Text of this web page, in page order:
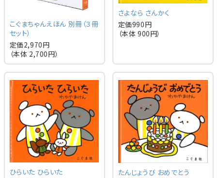
こぐまちゃんえほん 別冊（３冊
セット）
定価2,970円
（本体 2,700円）
さよなら さんかく
定価990円
（本体 900円）
ひらいた ひらいた
たんじょうび おめでとう